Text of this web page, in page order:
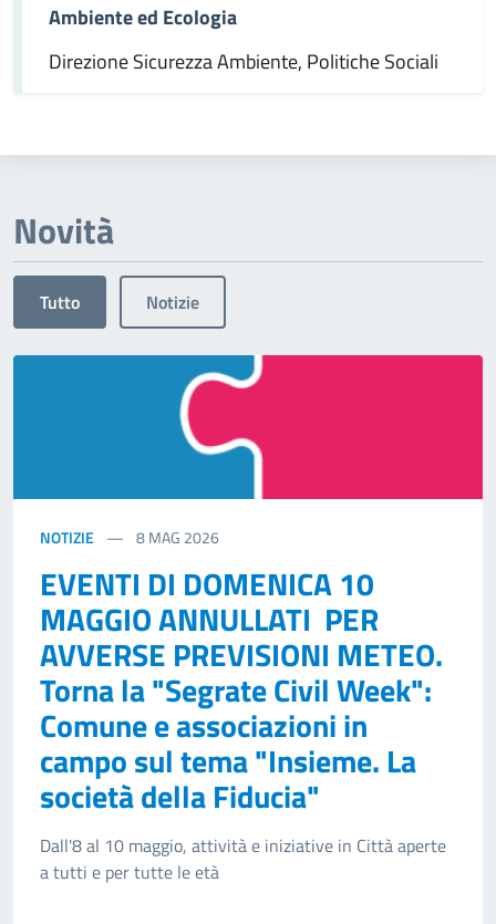
Ambiente ed Ecologia
Direzione Sicurezza Ambiente, Politiche Sociali
Novità
Tutto Notizie
NOTIZIE 8MAG 2026
EVENTI DI DOMENICA 10
MAGGIO ANNULLATI PER
AVVERSE PREVISIONI METEO.
Torna la "Segrate Civil Week":
Comune e associazioni in
campo sul tema "Insieme. La
società della Fiducia"
Dall'8 al 10 maggio, attività e iniziative in Città aperte
a tutti e per tutte le età